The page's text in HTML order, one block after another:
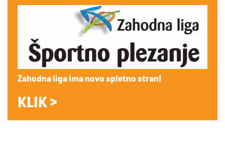
Zahodna liga ima novo spletno stran!
KLIK >